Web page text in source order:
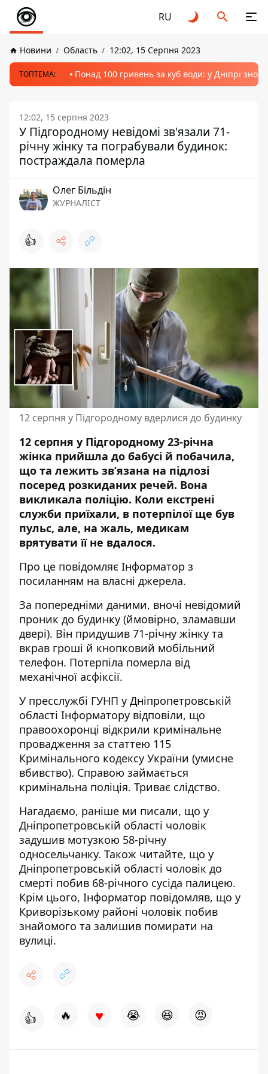
RU
Новини Область 12:02, 15 Серпня 2023
ТОПТЕМА: Понад 100 гривень за куб води: у Дніпрі
12:02, 15 серпня 2023
У Підгородному невідомі зв'язали 71-
річну жінку та пограбували будинок:
постраждала померла
Олег Більдін
ЖУРНАЛІСТ
👍
12 серпня у Підгородному вдерлися до будинку
12 серпня у Підгородному 23-річна
жінка прийшла до бабусі й побачила,
що та лежить зв’язана на підлозі
посеред розкиданих речей. Вона
викликала поліцію. Коли екстрені
служби приїхали, в потерпілої ще був
пульс, але, на жаль, медикам
врятувати її не вдалося.
Про це повідомляє Інформатор з
посиланням на власні джерела.
За попередніми даними, вночі невідомий
проник до будинку (ймовірно, зламавши
двері). Він придушив 71-річну жінку та
вкрав гроші й кнопковий мобільний
телефон. Потерпіла померла від
механічної асфіксії.
У пресслужбі ГУНП у Дніпропетровській
області Інформатору відповіли, що
правоохоронці відкрили кримінальне
провадження за статтею 115
Кримінального кодексу України (умисне
вбивство). Справою займається
кримінальна поліція. Триває слідство.
Нагадаємо, раніше ми писали, що у
Дніпропетровській області чоловік
задушив мотузкою 58-річну
односельчанку. Також читайте, що у
Дніпропетровській області чоловік до
смерті побив 68-річного сусіда палицею.
Крім цього, Інформатор повідомляв, що у
Криворізькому районі чоловік побив
знайомого та залишив помирати на
вулиці.
👍 🔥 ♥ 😭 😆 😡